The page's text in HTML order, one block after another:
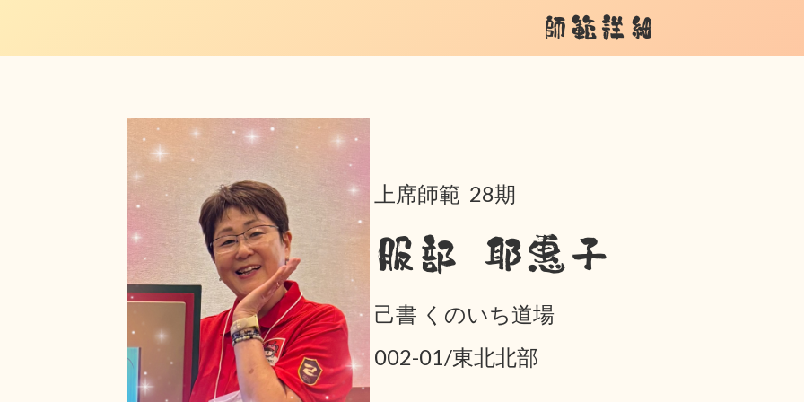
師範詳細
上席師範 28期
服部 耶惠子
己書 くのいち道場
002-01/東北北部